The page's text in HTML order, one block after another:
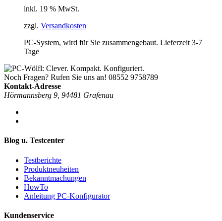
inkl. 19 % MwSt.
zzgl. Versandkosten
PC-System, wird für Sie zusammengebaut. Lieferzeit 3-7
Tage
Noch Fragen? Rufen Sie uns an! 08552 9758789
Kontakt-Adresse
Hörmannsberg 9, 94481 Grafenau
Blog u. Testcenter
Testberichte
Produktneuheiten
Bekanntmachungen
HowTo
Anleitung PC-Konfigurator
Kundenservice